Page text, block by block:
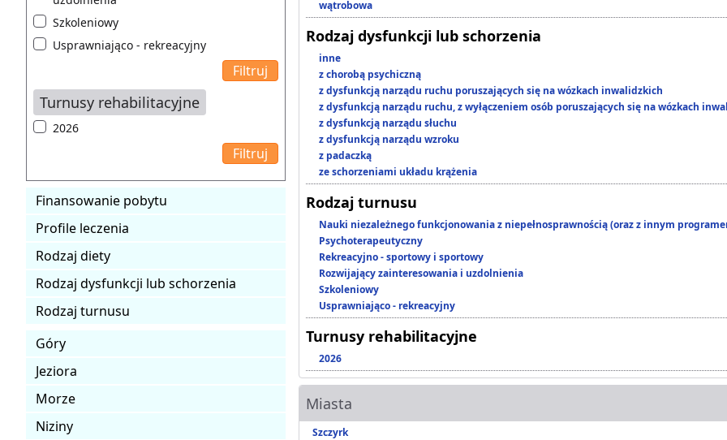
Szkoleniowy
Usprawniająco - rekreacyjny
Turnusy rehabilitacyjne
2026
Finansowanie pobytu
Profile leczenia
Rodzaj diety
Rodzaj dysfunkcji lub schorzenia
Rodzaj turnusu
Góry
Jeziora
Morze
Niziny
wątrobowa
Rodzaj dysfunkcji lub schorzenia
inne
z chorobą psychiczną
z dysfunkcją narządu ruchu poruszających się na wózkach inwalidzkich
z dysfunkcją narządu ruchu, z wyłączeniem osób poruszających się na wózkach
z dysfunkcją narządu słuchu
z dysfunkcją narządu wzroku
z padaczką
ze schorzeniami układu krążenia
Rodzaj turnusu
Nauki niezależnego funkcjonowania z niepełnosprawnością (oraz z innym
Psychoterapeutyczny
Rekreacyjno - sportowy i sportowy
Rozwijający zainteresowania i uzdolnienia
Szkoleniowy
Usprawniająco - rekreacyjny
Turnusy rehabilitacyjne
2026
Miasta
Szczyrk